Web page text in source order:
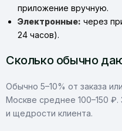
приложение вручную.
Электронные: через
24 часов).
Сколько обычно
Обычно 5–10% от заказа
Москве среднее 100–150 ₽.
и щедрости клиента.